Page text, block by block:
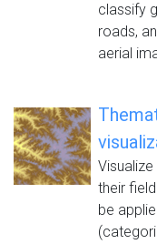
classify
roads,
aerial
their
be